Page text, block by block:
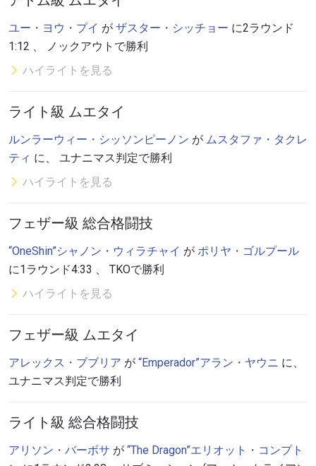
ユー・ヨウ・プイ が ザスター・シッチョー に2ラウンド
1:12 、 ノックアウトで勝利
ハイライトを見る
ライト級 ムエタイ
ルンラーウィー・シッソンピーノン が ムスタファ・タクレ
ティ に、 ユナニマス判定で勝利
ハイライトを見る
フェザー級 総合格闘技
“OneShin”シャノン・ウィラチャイ が ポリヤ・ゴルプール
に1ラウンド4:33 、 TKOで勝利
ハイライトを見る
フェザー級 ムエタイ
アレックス・ブブリア が “Emperador”アラン・ヤウニ に、
ユナニマス判定で勝利
ライト級 総合格闘技
アリソン・バーボサ が “The Dragon”エリオット・コンプト